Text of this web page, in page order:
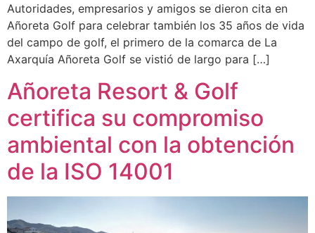
Autoridades, empresarios y amigos se dieron cita en
Añoreta Golf para celebrar también los 35 años de vida
del campo de golf, el primero de la comarca de La
Axarquía Añoreta Golf se vistió de largo para […]
Añoreta Resort & Golf
certifica su compromiso
ambiental con la obtención
de la ISO 14001